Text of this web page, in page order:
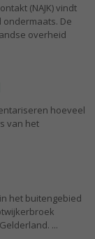
(NAJK) vindt
De
overheid
hoeveel
van het
het buitengebied